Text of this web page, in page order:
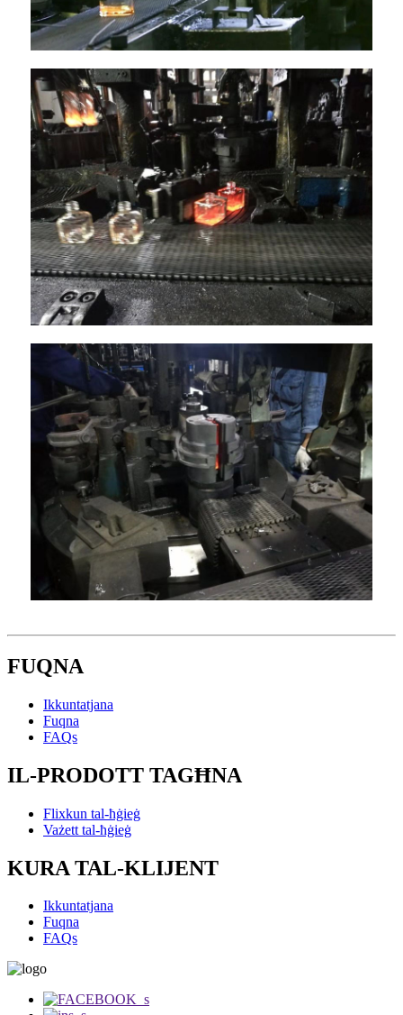
FUQNA
Ikkuntatjana
Fuqna
FAQs
IL-PRODOTT TAGĦNA
Flixkun tal-ħġieġ
Vażett tal-ħġieġ
KURA TAL-KLIJENT
Ikkuntatjana
Fuqna
FAQs